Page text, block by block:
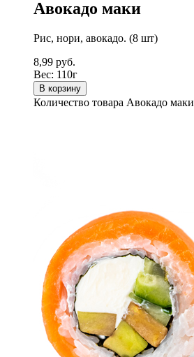
Авокадо маки
Рис, нори, авокадо. (8 шт)
8,99 руб.
Вес: 110г
В корзину
Количество товара Авокадо маки